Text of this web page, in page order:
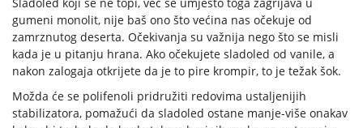
gumeni monolit, nije baš ono što većina nas očekuje od
zamrznutog deserta. Očekivanja su važnija nego što se misli
kada je u pitanju hrana. Ako očekujete sladoled od vanile, a
nakon zalogaja otkrijete da je to pire krompir, to je težak šok.
Možda će se polifenoli pridružiti redovima ustaljenijih
stabilizatora, pomažući da sladoled ostane manje-više onakav